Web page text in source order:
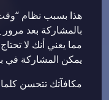
هذا بسبب نظام
مما يعني أنك لا
يمكن المشاركة في
مكافآتك تتحسن